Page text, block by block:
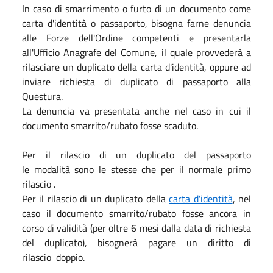
In caso di smarrimento o furto di un documento come
carta d'identità o passaporto, bisogna farne denuncia
alle Forze dell'Ordine competenti e presentarla
all'Ufficio Anagrafe del Comune, il quale provvederà a
rilasciare un duplicato della carta d'identità, oppure ad
inviare richiesta di duplicato di passaporto alla
Questura.
La denuncia va presentata anche nel caso in cui il
documento smarrito/rubato fosse scaduto.
Per il rilascio di un duplicato del passaporto
le modalità sono le stesse che per il normale primo
rilascio .
Per il rilascio di un duplicato dellacarta d'identità, nel
caso il documento smarrito/rubato fosse ancora in
corso di validità (per oltre 6 mesi dalla data di richiesta
del duplicato), bisognerà pagare un diritto di
rilascio doppio.